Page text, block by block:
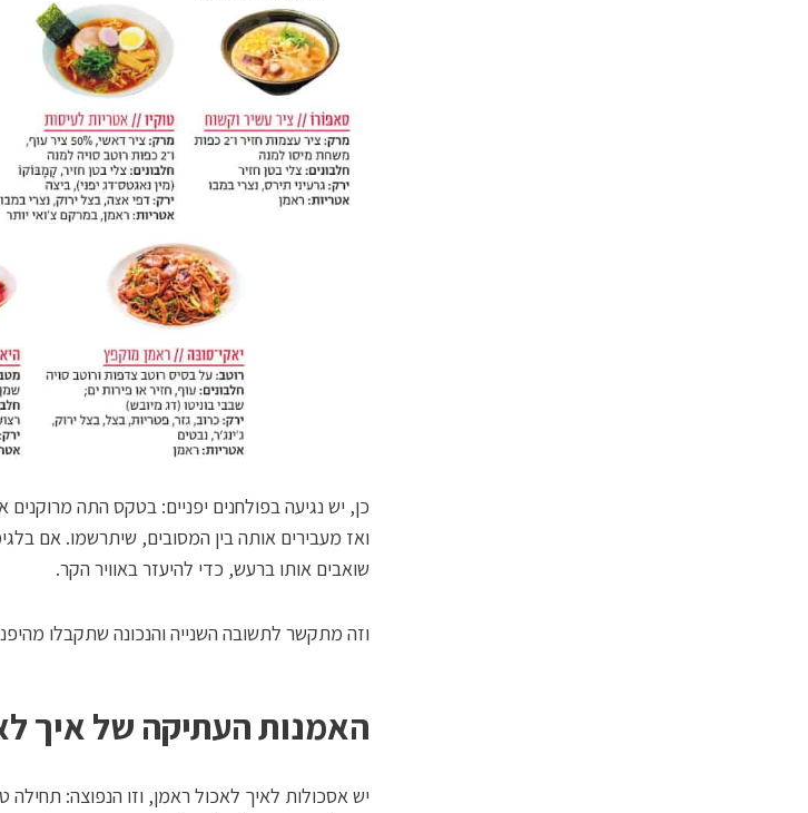
כן, יש נגיעה בפולחנים יפניים: בטקס התה
ואז מעבירים אותה בין המסובים, שיתרשמו. אם
שואבים אותו ברעש, כדי להיעזר באוויר הקר.
וזה מתקשר לתשובה השנייה והנכונה שתקבלו
האמנות העתיקה של איך
יש אסכולות לאיך לאכול ראמן, וזו הנפוצה: